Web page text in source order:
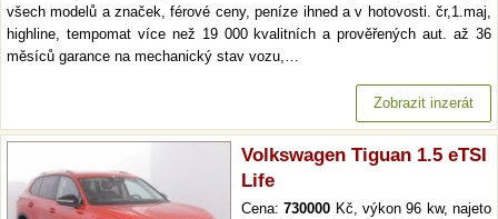
všech modelů a značek, férové ceny, peníze ihned a v hotovosti. čr,1.maj,
highline, tempomat více než 19 000 kvalitních a prověřených aut. až 36
měsíců garance na mechanický stav vozu,…
Zobrazit inzerát
Volkswagen Tiguan 1.5 eTSI
Life
Cena:730000 Kč, výkon 96 kw, najeto